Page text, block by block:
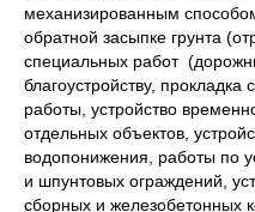
механизированным
обратной засыпке грунта
специальных работ
благоустройству,
работы, устройство
отдельных объектов,
водопонижения, работы по
и шпунтовых ограждений,
сборных и железобетонных